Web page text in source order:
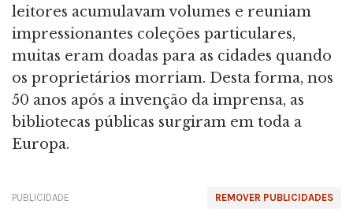
leitores acumulavam volumes e reuniam
impressionantes coleções particulares,
muitas eram doadas para as cidades quando
os proprietários morriam. Desta forma, nos
50 anos após a invenção da imprensa, as
bibliotecas públicas surgiram em toda a
Europa.
REMOVER PUBLICIDADES
PUBLICIDADE